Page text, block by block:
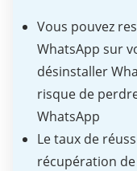
Vous pouvez
WhatsApp sur
désinstaller
risque de
WhatsApp
Le taux de
récupération